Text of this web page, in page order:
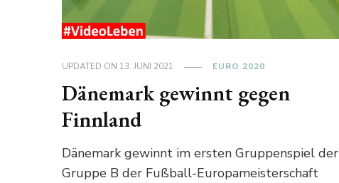
UPDATED ON 13. JUNI 2021 EURO 2020
Dänemark gewinnt gegen
Finnland
Dänemark gewinnt im ersten Gruppenspiel der
Gruppe B der Fußball-Europameisterschaft